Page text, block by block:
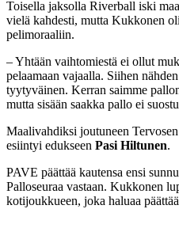
Toisella jaksolla Riverball iski
vielä kahdesti, mutta Kukkonen
pelimoraaliin.
– Yhtään vaihtomiestä ei ollut
pelaamaan vajaalla. Siihen
tyytyväinen. Kerran saimme
mutta sisään saakka pallo ei
Maalivahdiksi joutuneen
esiintyi edukseen Pasi Hiltunen.
PAVE päättää kautensa ensi
Palloseuraa vastaan. Kukkonen
kotijoukkueen, joka haluaa